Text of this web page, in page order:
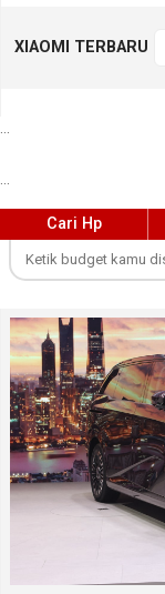
XIAOMI TERBARU
Cari Hp